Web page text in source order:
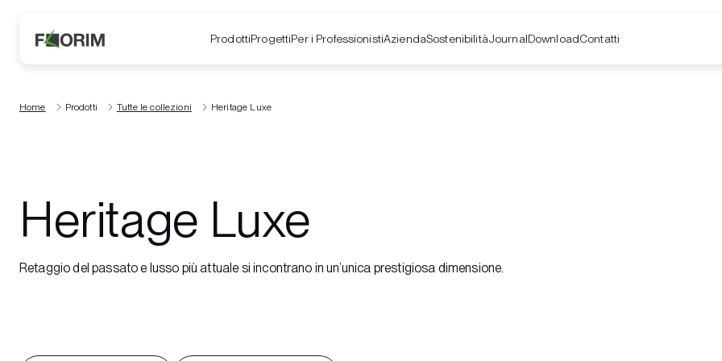
ProdottiProgettiPer i ProfessionistiAziendaSostenibilitàJournalDownloadContatti
Home Prodotti Tutte le collezioni Heritage Luxe
Heritage Luxe
Retaggio del passato e lusso più attuale si incontrano in un’unica prestigiosa dimensione.